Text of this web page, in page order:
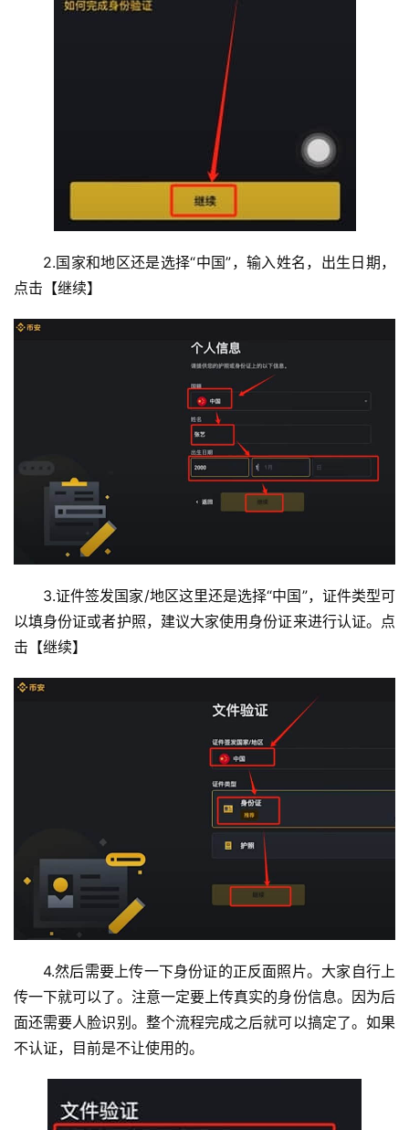
新
闻
2.国家和地区还是选择“中国”，输入姓名，出生日期，
点击【继续】
3.证件签发国家/地区这里还是选择“中国”，证件类型可
以填身份证或者护照，建议大家使用身份证来进行认证。点
击【继续】
4.然后需要上传一下身份证的正反面照片。大家自行上
传一下就可以了。注意一定要上传真实的身份信息。因为后
面还需要人脸识别。整个流程完成之后就可以搞定了。如果
不认证，目前是不让使用的。